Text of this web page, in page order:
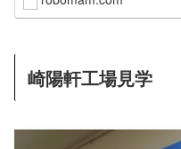
崎陽軒工場見学